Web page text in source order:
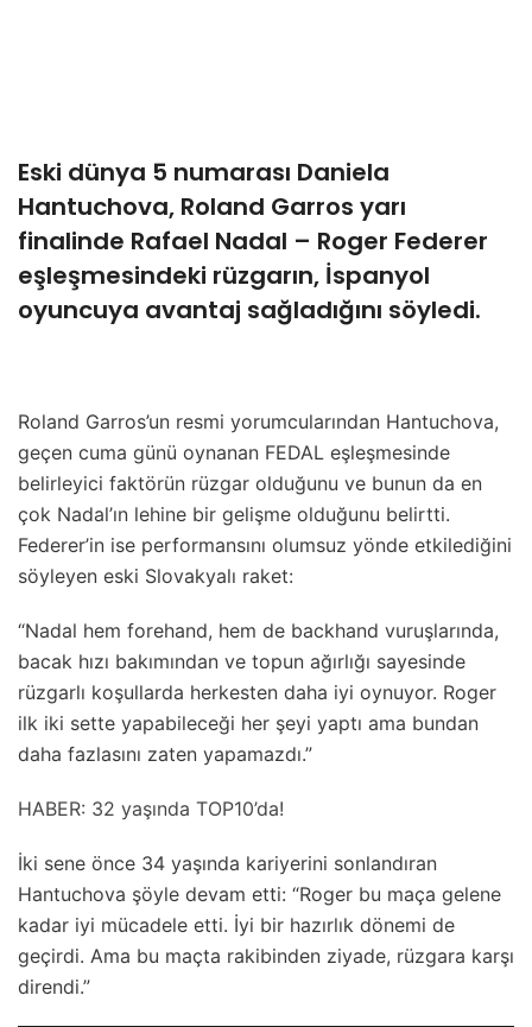
Eski dünya 5 numarası Daniela
Hantuchova, Roland Garros yarı
finalinde Rafael Nadal – Roger Federer
eşleşmesindeki rüzgarın, İspanyol
oyuncuya avantaj sağladığını söyledi.
Roland Garros’un resmi yorumcularından Hantuchova,
geçen cuma günü oynanan FEDAL eşleşmesinde
belirleyici faktörün rüzgar olduğunu ve bunun da en
çok Nadal’ın lehine bir gelişme olduğunu belirtti.
Federer’in ise performansını olumsuz yönde etkilediğini
söyleyen eski Slovakyalı raket:
“Nadal hem forehand, hem de backhand vuruşlarında,
bacak hızı bakımından ve topun ağırlığı sayesinde
rüzgarlı koşullarda herkesten daha iyi oynuyor. Roger
ilk iki sette yapabileceği her şeyi yaptı ama bundan
daha fazlasını zaten yapamazdı.”
HABER: 32 yaşında TOP10’da!
İki sene önce 34 yaşında kariyerini sonlandıran
Hantuchova şöyle devam etti: “Roger bu maça gelene
kadar iyi mücadele etti. İyi bir hazırlık dönemi de
geçirdi. Ama bu maçta rakibinden ziyade, rüzgara karşı
direndi.”